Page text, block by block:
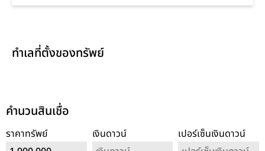
ทำเลที่ตั้งของทรัพย์
คำนวนสินเชื่อ
ราคาทรัพย์ เงินดาวน์ เปอร์เซ็นเงินดาวน์